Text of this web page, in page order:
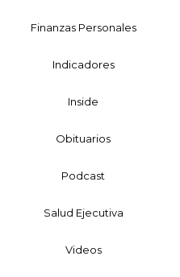
Finanzas Personales
Indicadores
Inside
Obituarios
Podcast
Salud Ejecutiva
Videos